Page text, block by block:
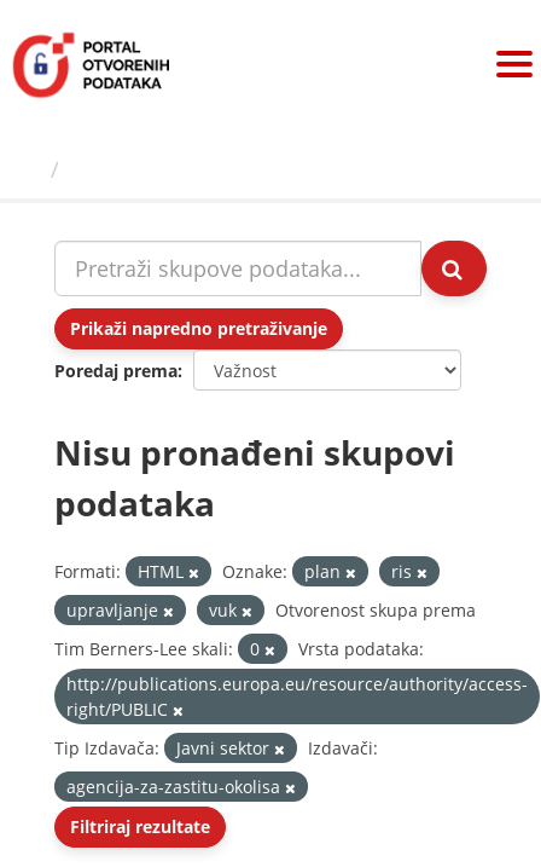
sadržaj
Prikaži napredno pretraživanje
Poredaj prema
Nisu pronađeni skupovi
podataka
Formati: HTML Oznake: plan
ris
upravljanje
vuk
Otvorenost skupa prema
Tim Berners-Lee skali:
0
Vrsta podataka:
http://publications.europa.eu/resource/authority/access-
right/PUBLIC
Tip Izdavača:
Javni sektor
Izdavači:
agencija-za-zastitu-okolisa
Filtriraj rezultate